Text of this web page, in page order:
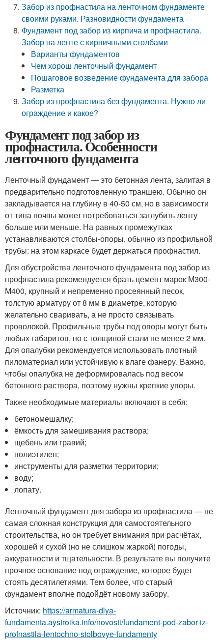
Забор из профнастила на ленточном фундаменте
своими руками. Разновидности фундамента
Фундамент под забор из кирпича и профнастила.
Забор на ленте с кирпичными столбами
Варианты фундаментов
Чем хорош ленточный фундамент
Пошаговое возведение фундамента для забора
Разметка
Забор из профнастила без фундамента. Нужно ли
ограждение и какое?
Фундамент под забор из
профнастила. Особенности
ленточного фундамента
Ленточный фундамент — это бетонная лента, залитая в
предварительно подготовленную траншею. Обычно он
закладывается на глубину в 40-50 см, но в зависимости
от типа почвы может потребоваться заглубить ленту
больше или меньше. На равных промежутках
устанавливаются столбы-опоры, обычно из профильной
трубы: на этом каркасе будет держаться профнастил.
Для обустройства ленточного фундамента под забор из
профнастила рекомендуется брать цемент марок М300-
М400, крупный и непременно просеянный песок,
толстую арматуру от 8 мм в диаметре, которую
желательно сваривать, а не просто связывать
проволокой. Профильные трубы под опоры могут быть
любых габаритов, но с толщиной стали не менее 2 мм.
Для опалубки рекомендуется использовать плотный
пиломатериал или устойчивую к влаге фанеру. Важно,
чтобы опалубка не деформировалась под весом
бетонного раствора, поэтому нужны крепкие упоры.
Также необходимые материалы включают в себя:
бетономешалку;
ёмкость для замешивания раствора;
щебень или гравий;
полиэтилен;
инструменты для разметки территории;
воду;
лопату.
Ленточный фундамент для забора из профнастила — не
самая сложная конструкция для самостоятельного
строительства, но он требует внимания при расчётах,
хорошей и сухой (но не слишком жаркой) погоды,
аккуратности и тщательности. В результате вы получите
прочное основание под ограждение, которое будет
стоять десятилетиями. Тем более, что старый
фундамент вполне подойдёт новому забору.
Источник: https://armatura-dlya-
fundamenta.aystroika.info/novosti/fundament-pod-zabor-iz-
profnastila-lentochno-stolbovye-fundamenty